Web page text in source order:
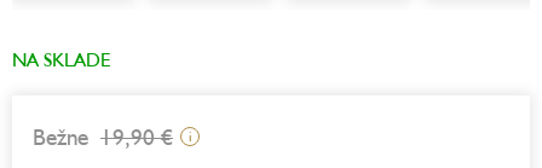
NA SKLADE
19,90 € i